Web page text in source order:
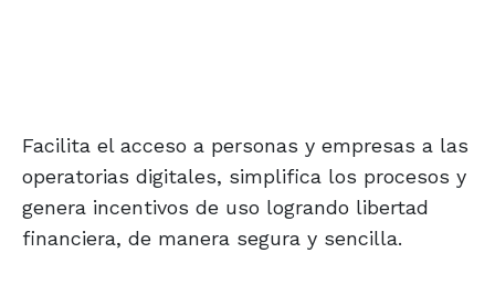
Facilita el acceso a personas y empresas a las
operatorias digitales, simplifica los procesos y
genera incentivos de uso logrando libertad
financiera, de manera segura y sencilla.